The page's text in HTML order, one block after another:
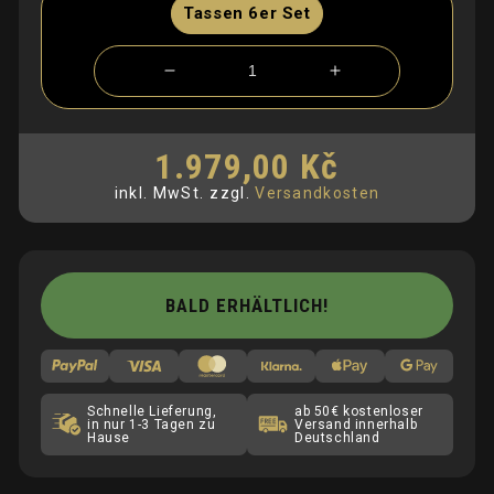
Tassen 6er Set
Verringere
die
für
Cappuccino
Tassen
Set
Erhöhe
die
für
Cappuccino
Tassen
Set
Normaler
Preis
1.979,00 Kč
inkl. MwSt. zzgl.Versandkosten
BALD ERHÄLTLICH!
Schnelle Lieferung,
in nur 1-3 Tagen zu
Hause
ab 50€ kostenloser
Versand innerhalb
Deutschland